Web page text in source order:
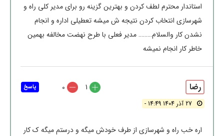
استاندار محترم لطف کردن و بهترین گزینه رو برای مدیر کلی راه و
شهرسازی انتخاب کردن نتیجه ش میشه تعطیلی اداره و انجام
نشدن کار والسلام……… مدیر فعلی با طرح نهضت مخالفه بهمین
خاطر کار انجام نمیشه
رضا
27 آذر 1404 14:49 -
1
0
اره خب راه و شهرسازی از طرف خودش میگه و درستم میگه ک کار
پاسخ